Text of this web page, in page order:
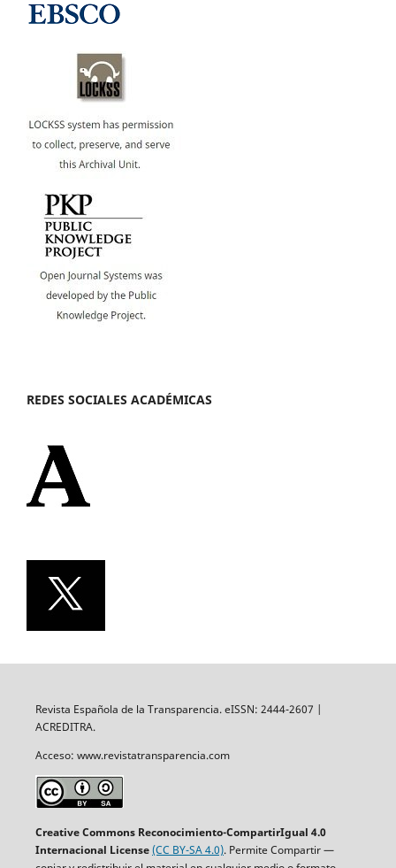
REDES SOCIALES ACADÉMICAS
Revista Española de la Transparencia. eISSN: 2444-2607 |
ACREDITRA.
Acceso: www.revistatransparencia.com
Creative Commons Reconocimiento-CompartirIgual 4.0
Internacional License(CC BY-SA 4.0). Permite Compartir —